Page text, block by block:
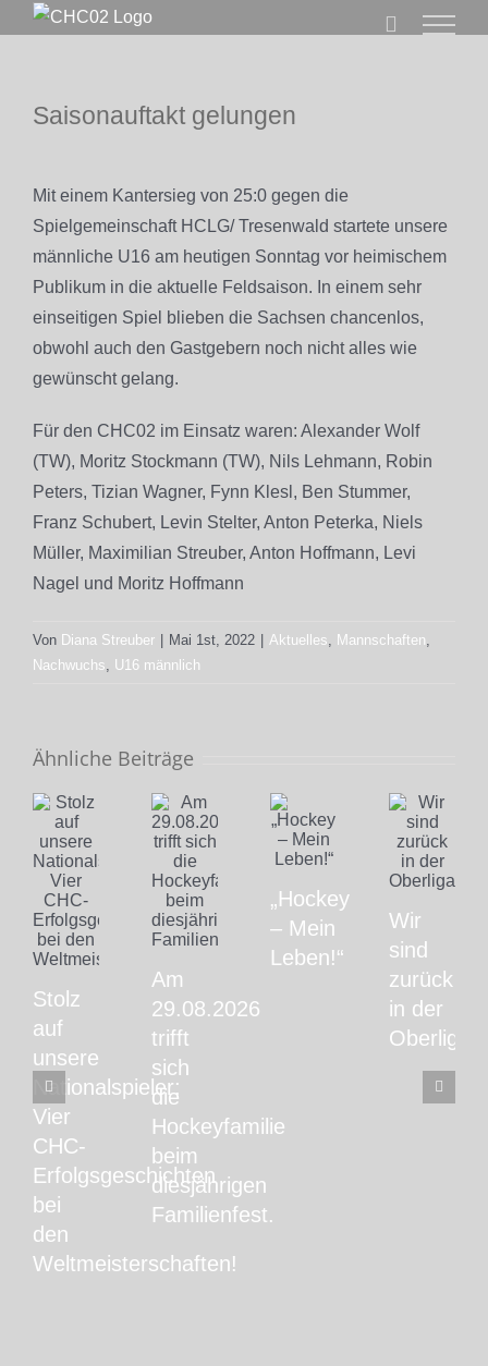
Saisonauftakt gelungen
grösseres
Bild
Mit einem Kantersieg von 25:0 gegen die
Spielgemeinschaft HCLG/ Tresenwald startete unsere
männliche U16 am heutigen Sonntag vor heimischem
Publikum in die aktuelle Feldsaison. In einem sehr
einseitigen Spiel blieben die Sachsen chancenlos,
obwohl auch den Gastgebern noch nicht alles wie
gewünscht gelang.
Für den CHC02 im Einsatz waren: Alexander Wolf
(TW), Moritz Stockmann (TW), Nils Lehmann, Robin
Peters, Tizian Wagner, Fynn Klesl, Ben Stummer,
Franz Schubert, Levin Stelter, Anton Peterka, Niels
Müller, Maximilian Streuber, Anton Hoffmann, Levi
Nagel und Moritz Hoffmann
Von Diana Streuber Mai 1st, 2022 Aktuelles, Mannschaften,
Nachwuchs, U16 männlich
Ähnliche Beiträge
Stolz
auf
unsere
Nationalspieler:
Vier
CHC-
Erfolgsgeschichten
bei
den
Weltmeisterschaften!
Am
29.08.2026
trifft
sich
die
Hockeyfamilie
beim
diesjährigen
Familienfest.
„Hockey
– Mein
Leben!“
Wir
sind
zurück
in der
Oberliga!